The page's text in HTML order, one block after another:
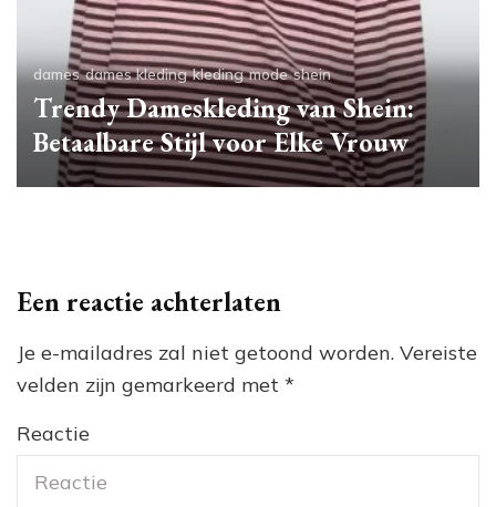
dames dames kleding kleding mode shein
Trendy Dameskleding van Shein:
Betaalbare Stijl voor Elke Vrouw
Een reactie achterlaten
Je e-mailadres zal niet getoond worden. Vereiste
velden zijn gemarkeerd met *
Reactie